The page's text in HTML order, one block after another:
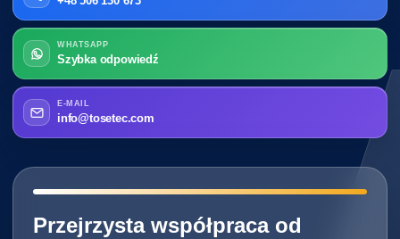
WHATSAPP
Szybka odpowiedź
E-MAIL
info@tosetec.com
━━━━━━━━━━━━━━━━━━━━━━━━━━━━
Przejrzysta współpraca od